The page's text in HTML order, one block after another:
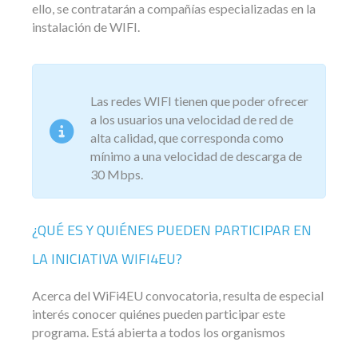
ello, se contratarán a compañías especializadas en la
instalación de WIFI.
Las redes WIFI tienen que poder ofrecer
a los usuarios una velocidad de red de
alta calidad, que corresponda como
mínimo a una velocidad de descarga de
30 Mbps.
¿QUÉ ES Y QUIÉNES PUEDEN PARTICIPAR EN
LA INICIATIVA WIFI4EU?
Acerca del WiFi4EU convocatoria, resulta de especial
interés conocer quiénes pueden participar este
programa. Está abierta a todos los organismos